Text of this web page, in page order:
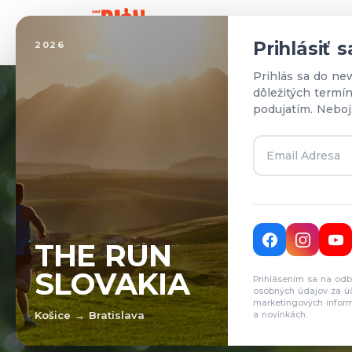
2026
THE RUN
SLOVAKIA
Košice → Bratislava
Prihlásiť
Prihlás sa do
dôležitých
podujatím.
Prihlásením sa na
osobných údajov za
marketingových
a novinkách.